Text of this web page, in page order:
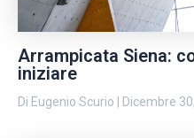
Arrampicata Siena:
iniziare
Di Eugenio Scurio Dicembre